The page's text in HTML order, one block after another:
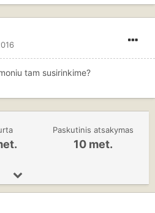
tam susirinkime?
Paskutinis atsakymas
10 met.